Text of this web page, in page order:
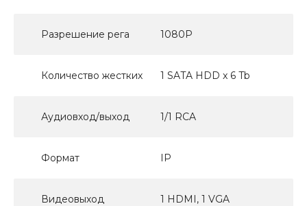
Разрешение рега 1080Р
Количество жестких 1 SATA HDD x 6 Tb
Аудиовход/выход 1/1 RCA
Формат IP
Видеовыход 1 HDMI, 1 VGA